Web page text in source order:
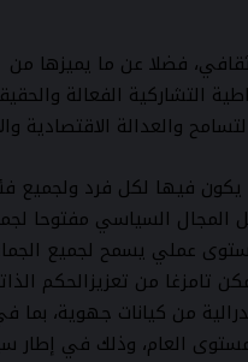
فضلا عن ما يميزها
التشاركية الفعالة
والعدالة الاقتصادية
يكون فيها لكل فرد ولجميع
المجال السياسي مفتوحا
عملي يسمح لجميع
تامزغا من تعزيزالحكم
من كيانات جهوية،
العام، وذلك في إطار